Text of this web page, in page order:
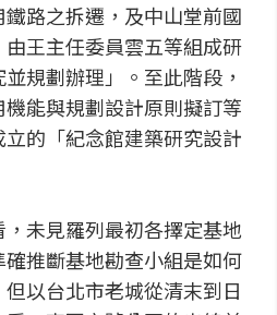
路之拆遷，及中山堂前國
王主任委員雲五等組成研
規劃辦理」。至此階段，
能與規劃設計原則擬訂等
的「紀念館建築研究設計
未見羅列最初各擇定基地
推斷基地勘查小組是如何
以台北市老城從清末到日